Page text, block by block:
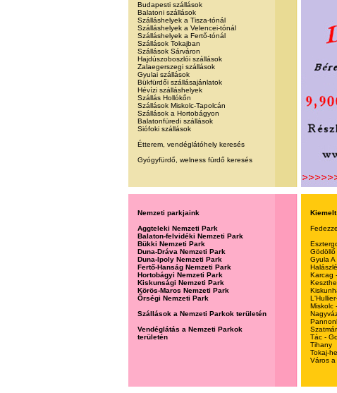
Budapesti szállások
Balatoni szállások
Szálláshelyek a Tisza-tónál
Szálláshelyek a Velencei-tónál
Szálláshelyek a Fertő-tónál
Szállások Tokajban
Szállások Sárváron
Hajdúszoboszlói szállások
Zalaegerszegi szállások
Gyulai szállások
Bükfürdői szállásajánlatok
Hévízi szálláshelyek
Szállás Hollókőn
Szállások Miskolc-Tapolcán
Szállások a Hortobágyon
Balatonfüredi szállások
Siófoki szállások
Étterem, vendéglátóhely keresés
Gyógyfürdő, welness fürdő keresés
Nemzeti parkjaink
Aggteleki Nemzeti Park
Balaton-felvidéki Nemzeti Park
Bükki Nemzeti Park
Duna-Dráva Nemzeti Park
Duna-Ipoly Nemzeti Park
Fertő-Hanság Nemzeti Park
Hortobágyi Nemzeti Park
Kiskunsági Nemzeti Park
Körös-Maros Nemzeti Park
Őrségi Nemzeti Park
Szállások a Nemzeti Parkok területén
Vendéglátás a Nemzeti Parkok
területén
Gödöllő
Gyula
Halászlé
Karcag
Miskolc
Tác -
Tihany
Tokaj-
Város